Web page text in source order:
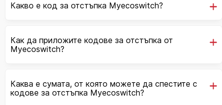
Какво е код за отстъпка Myecoswitch?
Как да приложите кодове за отстъпка от
Myecoswitch?
Каква е сумата, от която можете да спестите с
кодове за отстъпка Myecoswitch?